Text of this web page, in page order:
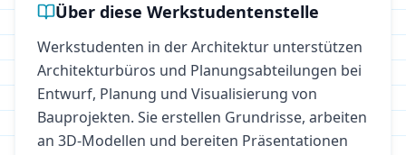
Über diese Werkstudentenstelle
Werkstudenten in der Architektur unterstützen
Architekturbüros und Planungsabteilungen bei
Entwurf, Planung und Visualisierung von
Bauprojekten. Sie erstellen Grundrisse, arbeiten
an 3D-Modellen und bereiten Präsentationen